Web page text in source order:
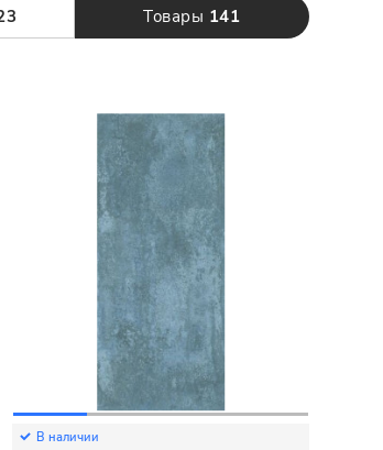
Товары 141
В наличии